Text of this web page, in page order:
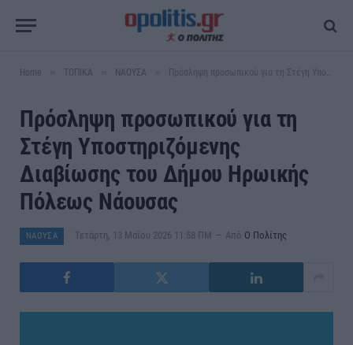
Home ΤΟΠΙΚΑ ΝΑΟΥΣΑ Πρόσληψη προσωπικού για τη Στέγη Υποστηριζόμενης Διαβίωσης του Δήμου Ηρωικής Πόλεως Νάουσας
Πρόσληψη προσωπικού για τη
Στέγη Υποστηριζόμενης
Διαβίωσης του Δήμου Ηρωικής
Πόλεως Νάουσας
ΝΑΟΥΣΑ Τετάρτη, 13 Μαΐου 2026 11:58 ΠΜ Από Ο Πολίτης